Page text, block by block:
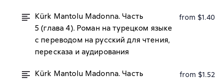
Kürk Mantolu Madonna. Часть
5 (глава 4). Роман на турецком языке
с переводом на русский для чтения,
пересказа и аудирования
from $1.40
Kürk Mantolu Madonna. Часть
from $1.52